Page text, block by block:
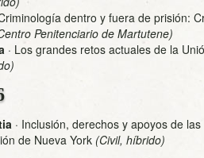
dentro y fuera de prisión:
Penitenciario de Martutene)
· Los grandes retos actuales de la
· Inclusión, derechos y apoyos de
de Nueva York (Civil, híbrido)